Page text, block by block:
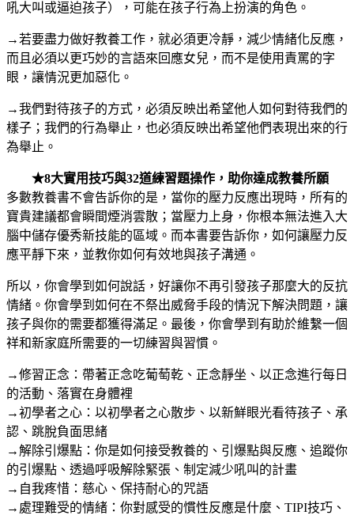
吼大叫或逼迫孩子），可能在孩子行為上扮演的角色。
→若要盡力做好教養工作，就必須更冷靜，減少情緒化反應，
而且必須以更巧妙的言語來回應女兒，而不是使用責罵的字
眼，讓情況更加惡化。
→我們對待孩子的方式，必須反映出希望他人如何對待我們的
樣子；我們的行為舉止，也必須反映出希望他們表現出來的行
為舉止。
★8大實用技巧與32道練習題操作，助你達成教養所願
多數教養書不會告訴你的是，當你的壓力反應出現時，所有的
寶貴建議都會瞬間煙消雲散；當壓力上身，你根本無法進入大
腦中儲存優秀新技能的區域。而本書要告訴你，如何讓壓力反
應平靜下來，並教你如何有效地與孩子溝通。
所以，你會學到如何說話，好讓你不再引發孩子那麼大的反抗
情緒。你會學到如何在不祭出威脅手段的情況下解決問題，讓
孩子與你的需要都獲得滿足。最後，你會學到有助於維繫一個
祥和新家庭所需要的一切練習與習慣。
→修習正念：帶著正念吃葡萄乾、正念靜坐、以正念進行每日
的活動、落實在身體裡
→初學者之心：以初學者之心散步、以新鮮眼光看待孩子、承
認、跳脫負面思緒
→解除引爆點：你是如何接受教養的、引爆點與反應、追蹤你
的引爆點、透過呼吸解除緊張、制定減少吼叫的計畫
→自我疼惜：慈心、保持耐心的咒語
→處理難受的情緒：你對感受的慣性反應是什麼、TIPI技巧、